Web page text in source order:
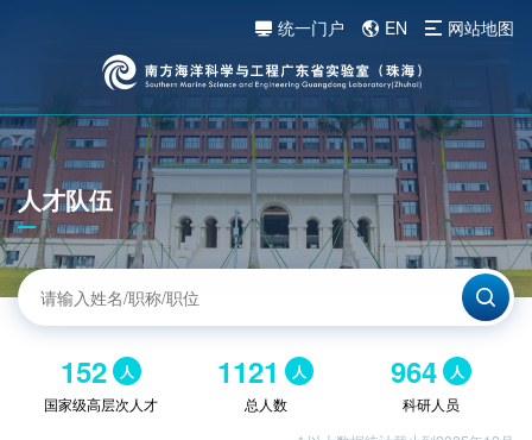
统一门户 EN 网站地图
人才队伍
152 人
国家级高层次人才
1121 人
总人数
964 人
科研人员